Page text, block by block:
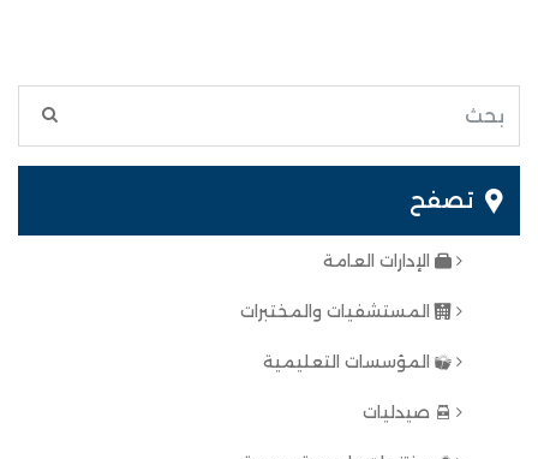
تصفح
الإدارات العامة
المستشفيات والمختبرات
المؤسسات التعليمية
صيدليات